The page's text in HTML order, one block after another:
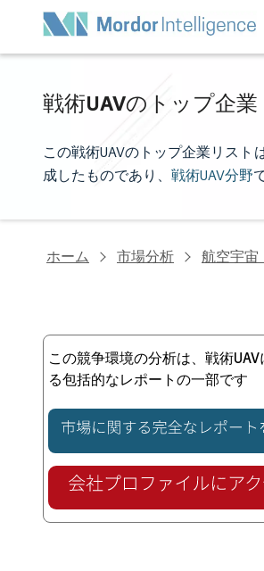
戦術UAVのトップ企
この戦術UAVのトップ企業リス
成したものであり、 戦術UAV分野
ホーム 市場分析 航空宇宙
この競争環境の分析は、戦術UAV
る包括的なレポートの一部です